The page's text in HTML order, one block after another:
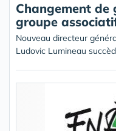
Changement de
groupe
Nouveau directeur
Ludovic Lumineau